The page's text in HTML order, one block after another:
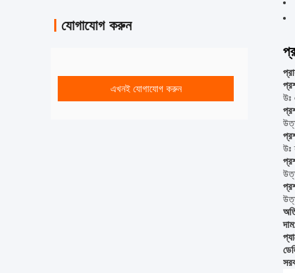
যোগাযোগ করুন
এখনই যোগাযোগ করুন
উঃ
উঃ